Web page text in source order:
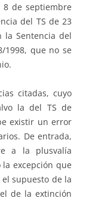
de septiembre
del TS de 23
la Sentencia del
1998, que no se
citadas, cuyo
la del TS de
existir un error
De entrada,
a la plusvalía
excepción que
supuesto de la
de la extinción